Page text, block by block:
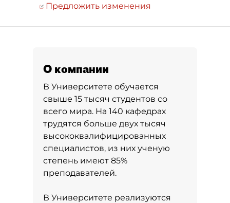
Предложить изменения
О компании
В Университете обучается
свыше 15 тысяч студентов со
всего мира. На 140 кафедрах
трудятся больше двух тысяч
высококвалифицированных
специалистов, из них ученую
степень имеют 85%
преподавателей.
В Университете реализуются